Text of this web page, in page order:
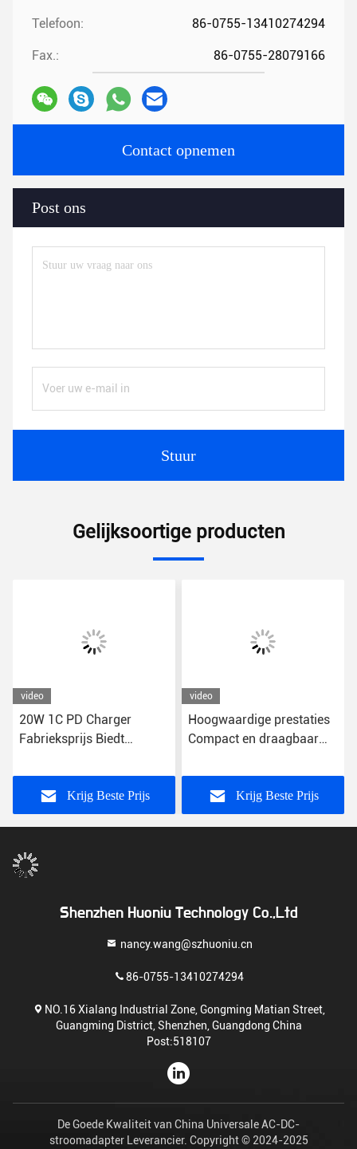
Telefoon: 86-0755-13410274294
Fax.: 86-0755-28079166
Contact opnemen
Post ons
Stuur
Gelijksoortige producten
video
20W 1C PD Charger
Fabrieksprijs Biedt
Smartphone Je opladen
Snel opladen Functie
Krijg Beste Prijs
video
Hoogwaardige prestaties
Compact en draagbaar
wandoplader 5V-uitgang
Krijg Beste Prijs
Shenzhen Huoniu Technology Co.,Ltd
nancy.wang@szhuoniu.cn
86-0755-13410274294
NO.16 Xialang Industrial Zone, Gongming Matian Street,
Guangming District, Shenzhen, Guangdong China
Post:518107
De Goede Kwaliteit van China Universale AC-DC-
stroomadapter Leverancier. Copyright © 2024-2025